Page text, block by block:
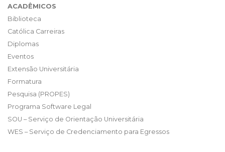
ACADÊMICOS
Biblioteca
Católica Carreiras
Diplomas
Eventos
Extensão Universitária
Formatura
Pesquisa (PROPES)
Programa Software Legal
SOU – Serviço de Orientação Universitária
WES – Serviço de Credenciamento para Egressos